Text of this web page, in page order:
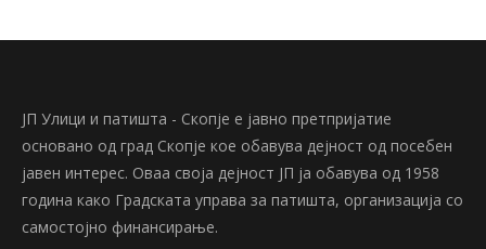
ЈП Улици и патишта - Скопје е јавно претпријатие
основано од град Скопје кое обавува дејност од посебен
јавен интерес. Оваа своја дејност ЈП ја обавува од 1958
година како Градската управа за патишта, организација со
самостојно финансирање.